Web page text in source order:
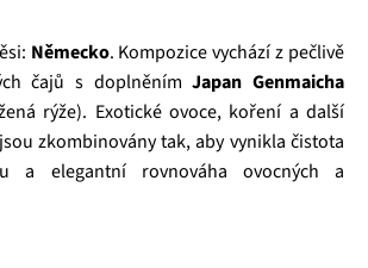
Německo. Kompozice vychází z pečlivě
čajů s doplněnímJapan Genmaicha
rýže). Exotické ovoce, koření a další
zkombinovány tak, aby vynikla čistota
a elegantní rovnováha ovocných a